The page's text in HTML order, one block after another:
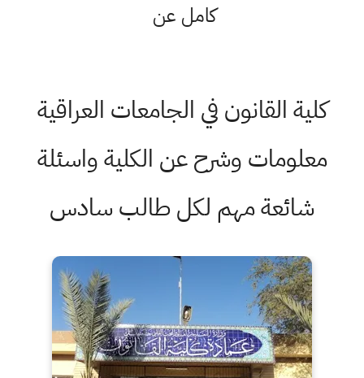
كامل عن
كلية القانون في الجامعات العراقية
معلومات وشرح عن الكلية واسئلة
شائعة مهم لكل طالب سادس